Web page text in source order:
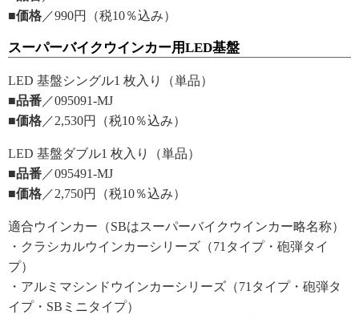
■価格 ／990円（税10％込み）
スーパーバイクウインカー用LED基盤
LED 基盤シングル1 枚入り（単品）
■品番 ／095091-MJ
■価格 ／2,530円（税10％込み）
LED 基盤ダブル1 枚入り（単品）
■品番 ／095491-MJ
■価格 ／2,750円（税10％込み）
適合ウインカー（SBはスーパーバイクウインカー略名称）
・クラシカルウインカーシリーズ（71タイプ・砲弾タイ
プ）
・アルミマシンドウインカーシリーズ（71タイプ・砲弾タ
イプ・SBミニタイプ）